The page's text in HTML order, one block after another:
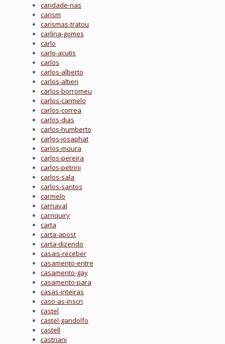
caridade-nas
carism
carismas-tratou
carlina-gomes
carlo
carlo-acutis
carlos
carlos-alberto
carlos-altieri
carlos-borromeu
carlos-carmelo
carlos-correa
carlos-dias
carlos-humberto
carlos-josaphat
carlos-moura
carlos-pereira
carlos-petrini
carlos-sala
carlos-santos
carmelo
carnaval
carriquiry
carta
carta-apost
carta-dizendo
casais-receber
casamento-entre
casamento-gay
casamento-para
casas-inteiras
caso-as-inscri
castel
castel-gandolfo
castell
castriani